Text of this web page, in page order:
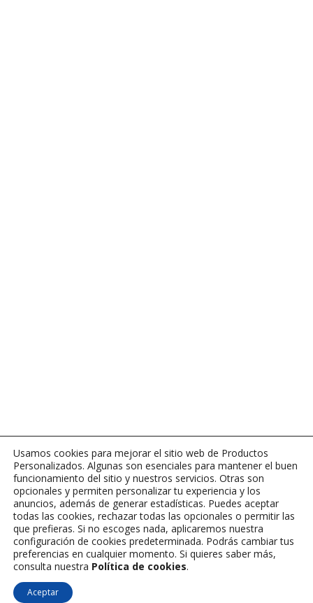
Usamos cookies para mejorar el sitio web de Productos
Personalizados. Algunas son esenciales para mantener el buen
funcionamiento del sitio y nuestros servicios. Otras son
opcionales y permiten personalizar tu experiencia y los
anuncios, además de generar estadísticas. Puedes aceptar
todas las cookies, rechazar todas las opcionales o permitir las
que prefieras. Si no escoges nada, aplicaremos nuestra
configuración de cookies predeterminada. Podrás cambiar tus
preferencias en cualquier momento. Si quieres saber más,
consulta nuestra Política de cookies.
Aceptar